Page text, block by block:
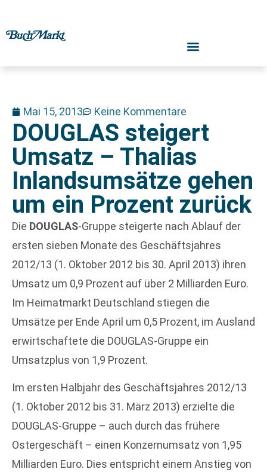
Mai 15, 2013 Keine Kommentare
DOUGLAS steigert
Umsatz – Thalias
Inlandsumsätze gehen
um ein Prozent zurück
Die DOUGLAS-Gruppe steigerte nach Ablauf der
ersten sieben Monate des Geschäftsjahres
2012/13 (1. Oktober 2012 bis 30. April 2013) ihren
Umsatz um 0,9 Prozent auf über 2 Milliarden Euro.
Im Heimatmarkt Deutschland stiegen die
Umsätze per Ende April um 0,5 Prozent, im Ausland
erwirtschaftete die DOUGLAS-Gruppe ein
Umsatzplus von 1,9 Prozent.
Im ersten Halbjahr des Geschäftsjahres 2012/13
(1. Oktober 2012 bis 31. März 2013) erzielte die
DOUGLAS-Gruppe – auch durch das frühere
Ostergeschäft – einen Konzernumsatz von 1,95
Milliarden Euro. Dies entspricht einem Anstieg von